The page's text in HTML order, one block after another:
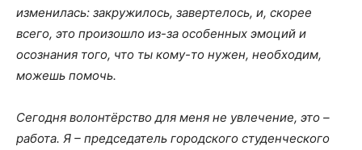
изменилась: закружилось, завертелось, и, скорее
всего, это произошло из-за особенных эмоций и
осознания того, что ты кому-то нужен, необходим,
можешь помочь.
Сегодня волонтёрство для меня не увлечение, это –
работа. Я – председатель городского студенческого